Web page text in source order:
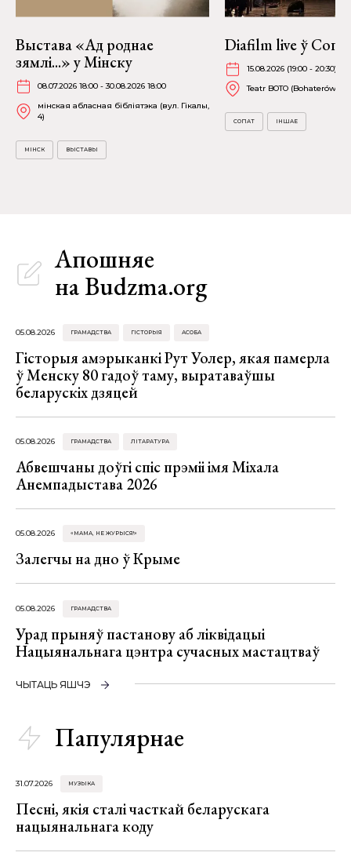
Выстава «Ад роднае
зямлі...» у Мінску
08.07.2026 18:00 - 30.08.2026 18:00
мінская абласная бібліятэка (вул. Гікалы,
4)
МІНСК ВЫСТАВЫ
Diafilm live ў
15.08.2026 (19:00 - 20:30)
Teatr BOTO (Bohaterów
СОПАТ ІНШАЕ
Апошняе
на Budzma.org
05.08.2026 ГРАМАДСТВА ГІСТОРЫЯ АСОБА
Гісторыя амэрыканкі Рут Уолер, якая памерла
ў Менску 80 гадоў таму, выратаваўшы
беларускіх дзяцей
05.08.2026 ГРАМАДСТВА ЛІТАРАТУРА
Абвешчаны доўгі спіс прэміі імя Міхала
Анемпадыстава 2026
05.08.2026 «МАМА, НЕ ЖУРЫСЯ!»
Залегчы на дно ў Крыме
05.08.2026 ГРАМАДСТВА
Урад прыняў пастанову аб ліквідацыі
Нацыянальнага цэнтра сучасных мастацтваў
ЧЫТАЦЬ ЯШЧЭ
Папулярнае
31.07.2026 МУЗЫКА
Песні, якія сталі часткай беларускага
нацыянальнага коду